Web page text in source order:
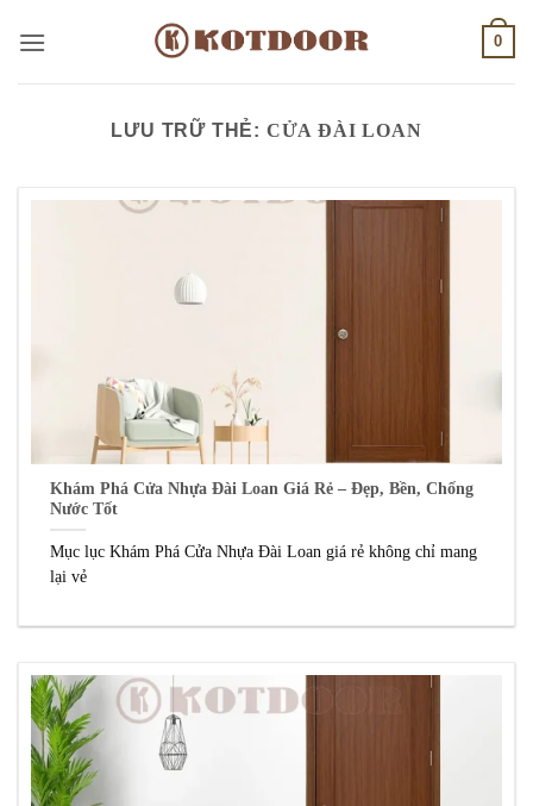
qua
0
LƯU TRỮ THẺ: CỬA ĐÀI LOAN
Khám Phá Cửa Nhựa Đài Loan Giá Rẻ – Đẹp, Bền, Chống
Nước Tốt
Mục lục Khám Phá Cửa Nhựa Đài Loan giá rẻ không chỉ mang
lại vẻ